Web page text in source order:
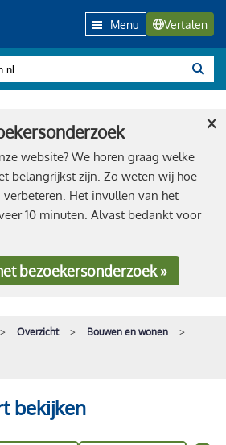
Menu Vertalen
website? We horen graag welke
belangrijkst zijn. Zo weten wij hoe
Het invullen van het
10 minuten. Alvast bedankt voor
bezoekersonderzoek »
×
Overzicht Bouwen en wonen
bekijken